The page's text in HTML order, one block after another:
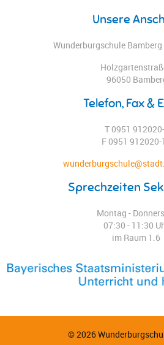
Unsere
Wunderburgschule
96050
Telefon, Fax &
T 0951
F 0951 912020-
Sprechzeiten
Montag -
07:30 - 11:30
im Raum 1.6
© 2026